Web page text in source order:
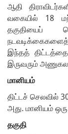
ஆதி
வகையில் 18
தகுதியைப்
இந்தத் திட்டத்தை
இருவரும்
மானியம்
திட்டச் செலவில்
அது. மானியம்
தகுதி